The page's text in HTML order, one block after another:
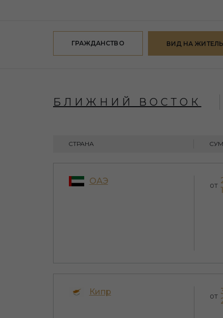
ГРАЖДАНСТВО ВИД НА
БЛИЖНИЙ ВОСТОК
СТРАНА
ОАЭ от
Кипр от